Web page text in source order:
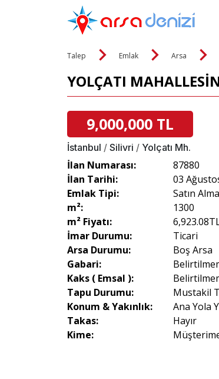
Talep Emlak Arsa
YOLÇATI
9,000,000 TL
İstanbul / Silivri / Yolçatı Mh.
İlan Numarası:
87880
İlan Tarihi:
03
Emlak Tipi:
Satın
m²:
1300
m² Fiyatı:
İmar Durumu:
Ticari
Arsa Durumu:
Boş Arsa
Gabari:
Kaks ( Emsal ):
Tapu Durumu:
Mustakil
Konum & Yakınlık:
Ana Yola
Takas:
Hayır
Kime: